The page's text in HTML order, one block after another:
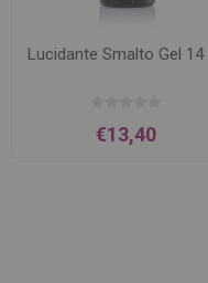
Lucidante Smalto Gel 14
€13,40